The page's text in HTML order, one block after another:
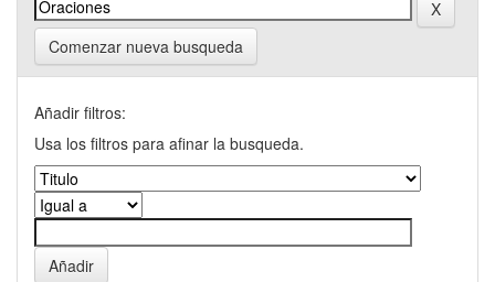
Comenzar nueva busqueda
Añadir filtros:
Usa los filtros para afinar la busqueda.